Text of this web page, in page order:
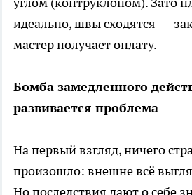
идеально, швы сходятся —
мастер получает оплату.
Бомба замедленного
развивается проблема
На первый взгляд, ничего
произошло: внешне всё